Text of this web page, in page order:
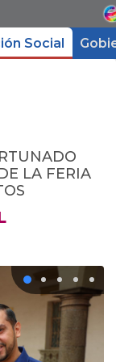
Social
LA FERIA